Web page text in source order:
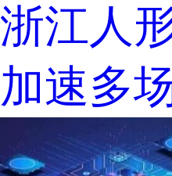
浙江人
加速多